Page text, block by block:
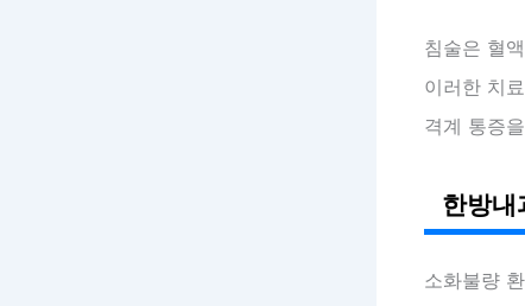
침술은 혈
이러한 치
격계 통증
한방내
소화불량